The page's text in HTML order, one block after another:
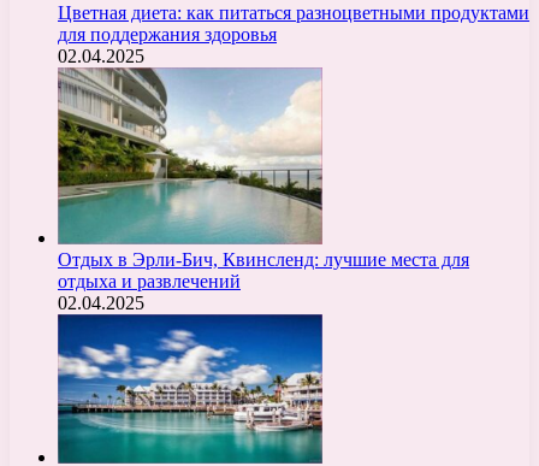
Цветная диета: как питаться разноцветными продуктами
для поддержания здоровья
02.04.2025
Отдых в Эрли-Бич, Квинсленд: лучшие места для
отдыха и развлечений
02.04.2025